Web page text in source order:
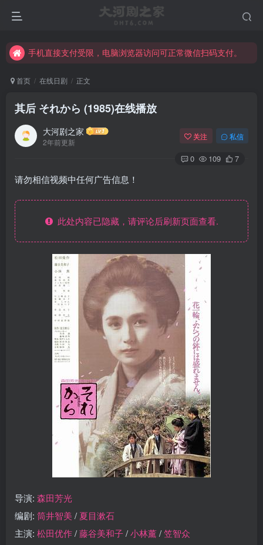
手机直接支付受限，电脑浏览器访问可正常微信扫码支付。
手机直接支付受限，电脑浏览器访问可正常微信扫码支付。
首页 在线日剧 正文
其后 それから (1985)在线播放
大河剧之家
2年前更新
关注 私信
0 109 7
请勿相信视频中任何广告信息！
此处内容已隐藏，请评论后刷新页面查看.
导演: 森田芳光
编剧: 筒井智美 / 夏目漱石
主演: 松田优作/藤谷美和子/小林薰/笠智众